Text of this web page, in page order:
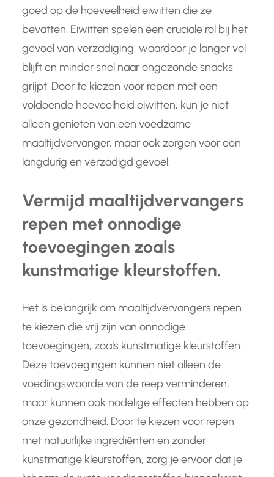
goed op de hoeveelheid eiwitten die ze
bevatten. Eiwitten spelen een cruciale rol bij het
gevoel van verzadiging, waardoor je langer vol
blijft en minder snel naar ongezonde snacks
grijpt. Door te kiezen voor repen met een
voldoende hoeveelheid eiwitten, kun je niet
alleen genieten van een voedzame
maaltijdvervanger, maar ook zorgen voor een
langdurig en verzadigd gevoel.
Vermijd maaltijdvervangers
repen met onnodige
toevoegingen zoals
kunstmatige kleurstoffen.
Het is belangrijk om maaltijdvervangers repen
te kiezen die vrij zijn van onnodige
toevoegingen, zoals kunstmatige kleurstoffen.
Deze toevoegingen kunnen niet alleen de
voedingswaarde van de reep verminderen,
maar kunnen ook nadelige effecten hebben op
onze gezondheid. Door te kiezen voor repen
met natuurlijke ingrediënten en zonder
kunstmatige kleurstoffen, zorg je ervoor dat je